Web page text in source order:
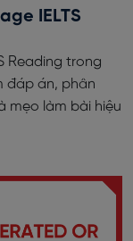
IELTS
Reading trong
đáp án, phân
mẹo làm bài hiệu